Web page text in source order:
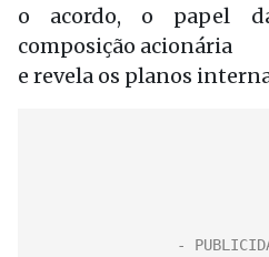
o acordo, o papel
composição acionária
e revela os planos